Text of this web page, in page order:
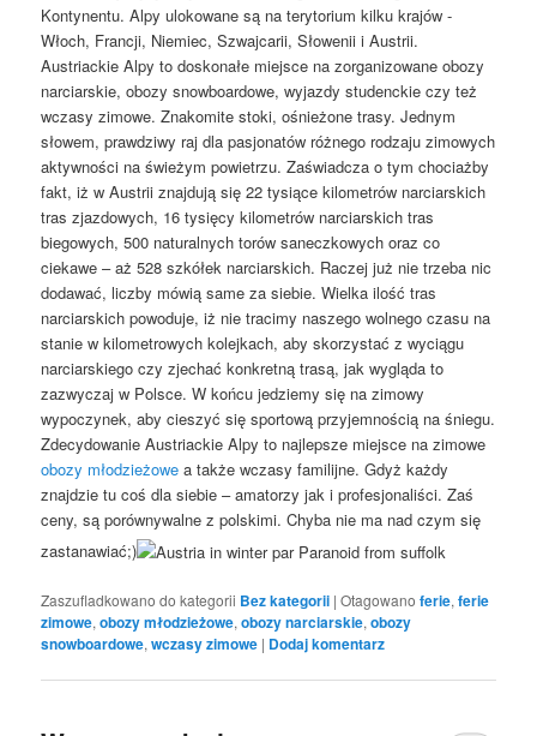
Kontynentu. Alpy ulokowane są na terytorium kilku krajów -
Włoch, Francji, Niemiec, Szwajcarii, Słowenii i Austrii.
Austriackie Alpy to doskonałe miejsce na zorganizowane obozy
narciarskie, obozy snowboardowe, wyjazdy studenckie czy też
wczasy zimowe. Znakomite stoki, ośnieżone trasy. Jednym
słowem, prawdziwy raj dla pasjonatów różnego rodzaju zimowych
aktywności na świeżym powietrzu. Zaświadcza o tym chociażby
fakt, iż w Austrii znajdują się 22 tysiące kilometrów narciarskich
tras zjazdowych, 16 tysięcy kilometrów narciarskich tras
biegowych, 500 naturalnych torów saneczkowych oraz co
ciekawe – aż 528 szkółek narciarskich. Raczej już nie trzeba nic
dodawać, liczby mówią same za siebie. Wielka ilość tras
narciarskich powoduje, iż nie tracimy naszego wolnego czasu na
stanie w kilometrowych kolejkach, aby skorzystać z wyciągu
narciarskiego czy zjechać konkretną trasą, jak wygląda to
zazwyczaj w Polsce. W końcu jedziemy się na zimowy
wypoczynek, aby cieszyć się sportową przyjemnością na śniegu.
Zdecydowanie Austriackie Alpy to najlepsze miejsce na zimowe
obozy młodzieżowe a także wczasy familijne. Gdyż każdy
znajdzie tu coś dla siebie – amatorzy jak i profesjonaliści. Zaś
ceny, są porównywalne z polskimi. Chyba nie ma nad czym się
zastanawiać;)
Zaszufladkowano do kategorii Bez kategorii |Otagowano ferie,ferie
zimowe,obozy młodzieżowe,obozy narciarskie,obozy
snowboardowe,wczasy zimowe | Dodaj komentarz